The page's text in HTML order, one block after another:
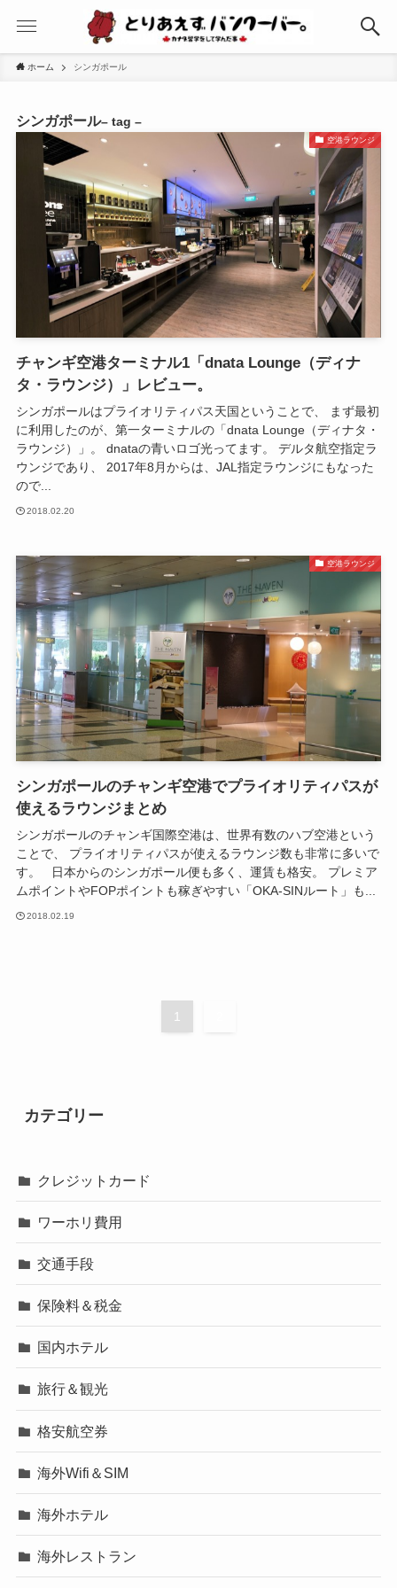
ホーム シンガポール
シンガポール– tag –
空港ラウンジ
チャンギ空港ターミナル1「dnata Lounge（ディナ
タ・ラウンジ）」レビュー。
シンガポールはプライオリティパス天国ということで、 まず最初
に利用したのが、第一ターミナルの「dnata Lounge（ディナタ・
ラウンジ）」。 dnataの青いロゴ光ってます。 デルタ航空指定ラ
ウンジであり、 2017年8月からは、JAL指定ラウンジにもなった
ので...
2018.02.20
空港ラウンジ
シンガポールのチャンギ空港でプライオリティパスが
使えるラウンジまとめ
シンガポールのチャンギ国際空港は、世界有数のハブ空港という
ことで、 プライオリティパスが使えるラウンジ数も非常に多いで
す。 日本からのシンガポール便も多く、運賃も格安。 プレミア
ムポイントやFOPポイントも稼ぎやすい「OKA-SINルート」も...
2018.02.19
1
カテゴリー
クレジットカード
ワーホリ費用
交通手段
保険料＆税金
国内ホテル
旅行＆観光
格安航空券
海外Wifi＆SIM
海外ホテル
海外レストラン